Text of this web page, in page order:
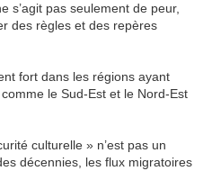
s’agit pas seulement de peur,
des règles et des repères
fort dans les régions ayant
le Sud-Est et le Nord-Est
culturelle » n’est pas un
décennies, les flux migratoires